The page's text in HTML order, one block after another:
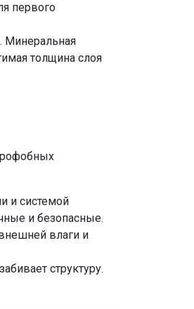
первого
. Минеральная
толщина слоя
и системой
и безопасные.
влаги и
структуру.